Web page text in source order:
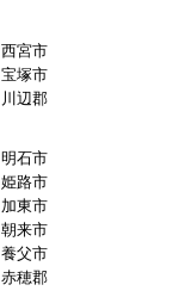
西宮市
宝塚市
川辺郡
明石市
姫路市
加東市
朝来市
養父市
赤穂郡